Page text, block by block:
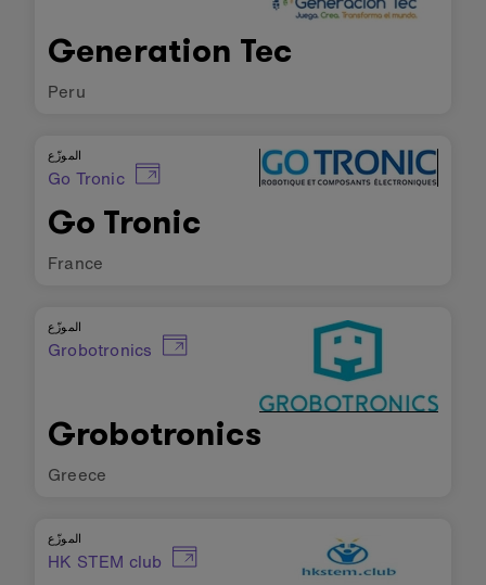
Generation Tec
Peru
الموزّع
Go Tronic
Go Tronic
France
الموزّع
Grobotronics
Grobotronics
Greece
الموزّع
HK STEM club